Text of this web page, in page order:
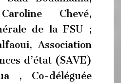
Chevé,
de la FSU ;
Association
d’état (SAVE)
, Co-déléguée